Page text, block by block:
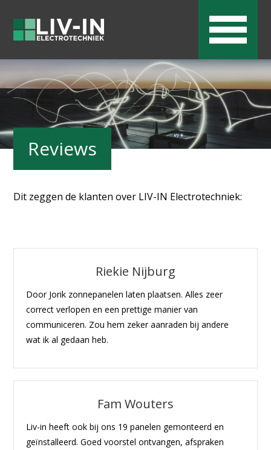
Reviews
Dit zeggen de klanten over LIV-IN Electrotechniek:
Riekie Nijburg
Door Jorik zonnepanelen laten plaatsen. Alles zeer
correct verlopen en een prettige manier van
communiceren. Zou hem zeker aanraden bij andere
wat ik al gedaan heb.
Fam Wouters
Liv-in heeft ook bij ons 19 panelen gemonteerd en
geïnstalleerd. Goed voorstel ontvangen, afspraken